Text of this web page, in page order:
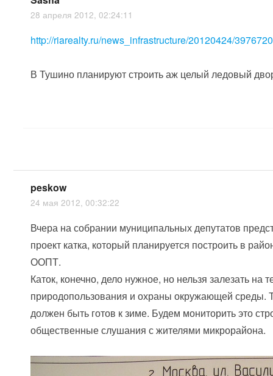
28 апреля 2012, 02:24:11
http://riarealty.ru/news_infrastructure/20120424/
В Тушино планируют строить аж целый ледовый
peskow
24 мая 2012, 00:32:22
Вчера на собрании муниципальных депутатов
проект катка, который планируется построить в
ООПТ.
Каток, конечно, дело нужное, но нельзя залезать
природопользования и охраны окружающей среды.
должен быть готов к зиме. Будем мониторить это
общественные слушания с жителями микрорайона.